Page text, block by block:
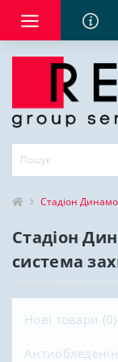
Стадіон Динамо
Стадіон
система
Нові товари (0)